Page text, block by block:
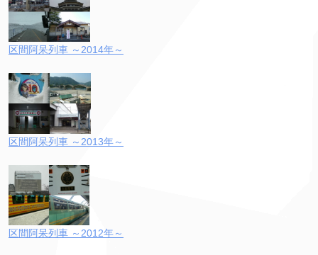
区間阿呆列車 ～2014年～
区間阿呆列車 ～2013年～
区間阿呆列車 ～2012年～